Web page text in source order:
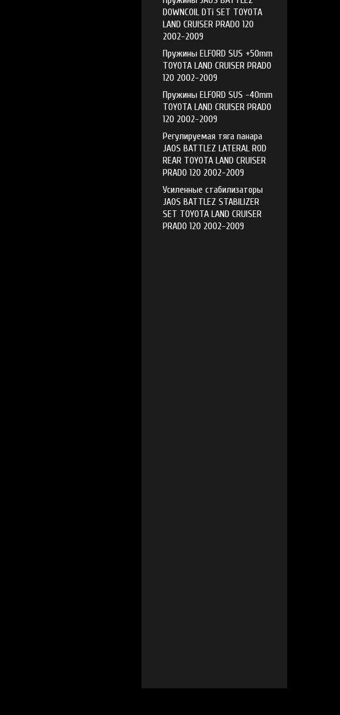
DOWNCOIL DTi SET TOYOTA
LAND CRUISER PRADO 120
2002-2009
Пружины ELFORD SUS +50mm
TOYOTA LAND CRUISER PRADO
120 2002-2009
Пружины ELFORD SUS -40mm
TOYOTA LAND CRUISER PRADO
120 2002-2009
Регулируемая тяга панара
JAOS BATTLEZ LATERAL ROD
REAR TOYOTA LAND CRUISER
PRADO 120 2002-2009
Усиленные стабилизаторы
JAOS BATTLEZ STABILIZER
SET TOYOTA LAND CRUISER
PRADO 120 2002-2009